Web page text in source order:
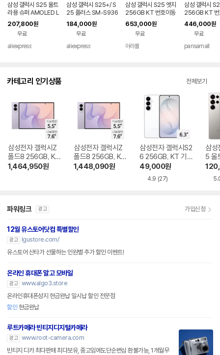
내
를
나
는
다.
삼성 갤럭시 S25 울트
라용 슈퍼 AMOLED L
CD 디스플레이 터치
스크린 디지타이저 어
셈블리 (S25U) - 불량
품
207,800원
무료
aliexpress
삼성 갤럭시 S25+/ S
25 플러스 SM-S936
U/S936B 휴대폰 액
세서리에 적합한 프레
임 포함 오리지널 AM
OLED 스크린
184,000원
무료
aliexpress
삼성 갤럭시 S25 엣지
256GB KT 번호이동
완납 80요금제
653,000원
무료
아라몰
삼성 갤럭시
256GB KT 번
공시지원 완납
446,000원
무료
pansamall
카테고리 인기상품 전체보기
삼성전자 갤럭시Z
폴드8 256GB, KT
기기변경 완납
1,464,950원
삼성전자 갤럭시Z
폴드8 256GB, KT
번호이동 완납
1,448,090원
삼성전자 갤럭시S2
6 256GB, KT 기기
변경 완납
49,000원
4.9 (27)
삼성
5 울
KT
파워링크 광고 가입신청
12월 유스토어닷컴 특별할인
광고
lgustore.com/
유스토어 산타가 선물하는 인원별 추가 할인 이벤트!
온라인 휴대폰 알고 모바일
광고 www.algo3.store
온라인휴대폰성지 현금완납 일시납 할인 전문점
할인 현금완납
루트카메라 빈티지디지털카메라
광고 www.root-camera.com
빈티지 디카 최댜판매 최댜보유, 중고임에도단순변심 환불가능, 1개월무